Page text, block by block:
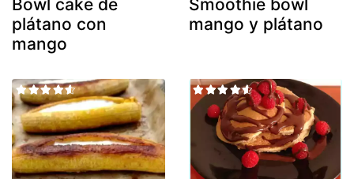
Bowl cake de
plátano con
mango
Smoothie bowl
mango y plátano